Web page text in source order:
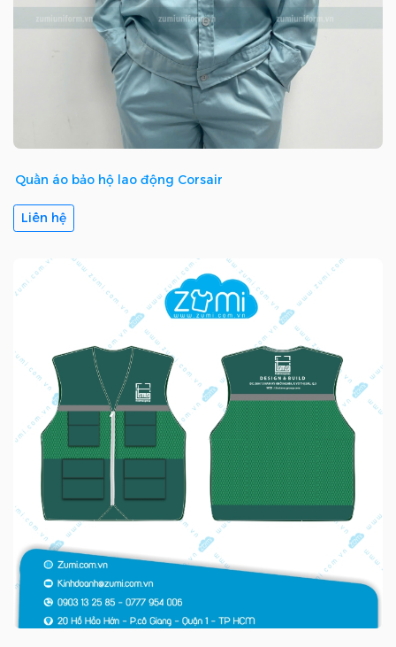
Quần áo bảo hộ lao động Corsair
Liên hệ